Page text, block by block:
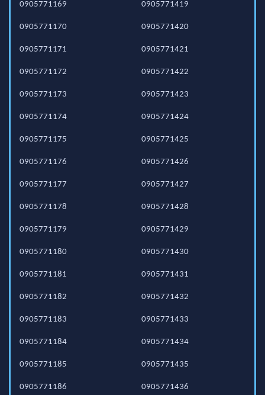
0905771169
0905771170
0905771171
0905771172
0905771173
0905771174
0905771175
0905771176
0905771177
0905771178
0905771179
0905771180
0905771181
0905771182
0905771183
0905771184
0905771185
0905771186
0905771419
0905771420
0905771421
0905771422
0905771423
0905771424
0905771425
0905771426
0905771427
0905771428
0905771429
0905771430
0905771431
0905771432
0905771433
0905771434
0905771435
0905771436